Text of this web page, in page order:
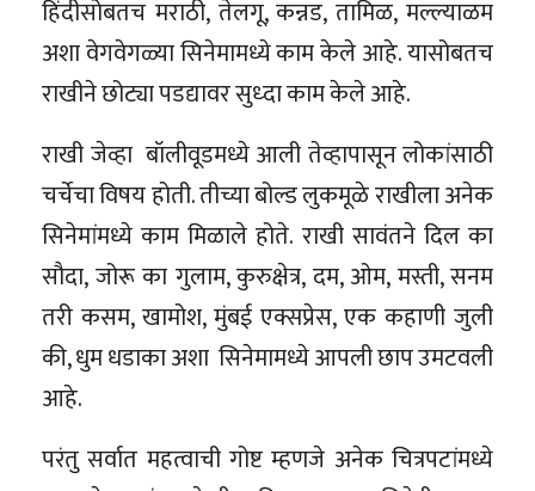
हिंदीसोबतच मराठी, तेलगू, कन्नड, तामिळ, मल्ल्याळम
अशा वेगवेगळ्या सिनेमामध्ये काम केले आहे. यासोबतच
राखीने छोट्या पडद्यावर सुध्दा काम केले आहे.
राखी जेव्हा बॉलीवूडमध्ये आली तेव्हापासून लोकांसाठी
चर्चेचा विषय होती. तीच्या बोल्ड लुकमूळे राखीला अनेक
सिनेमांमध्ये काम मिळाले होते. राखी सावंतने दिल का
सौदा, जोरू का गुलाम, कुरुक्षेत्र, दम, ओम, मस्ती, सनम
तरी कसम, खामोश, मुंबई एक्सप्रेस, एक कहाणी जुली
की, धुम धडाका अशा सिनेमामध्ये आपली छाप उमटवली
आहे.
परंतु सर्वात महत्वाची गोष्ट म्हणजे अनेक चित्रपटांमध्ये